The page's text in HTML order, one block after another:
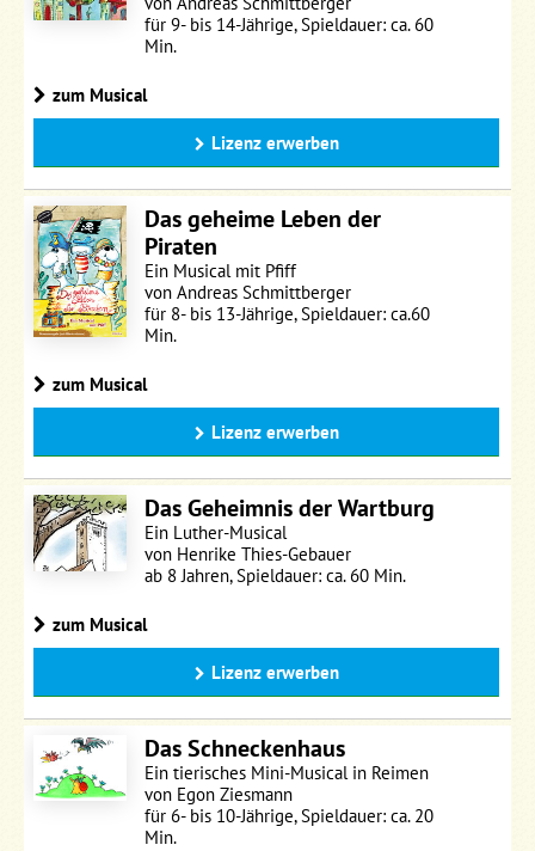
für 9- bis 14-Jährige, Spieldauer: ca. 60
Min.
zum Musical
Lizenz erwerben
Das geheime Leben der
Piraten
Ein Musical mit Pfiff
von Andreas Schmittberger
für 8- bis 13-Jährige, Spieldauer: ca.60
Min.
zum Musical
Lizenz erwerben
Das Geheimnis der Wartburg
Ein Luther-Musical
von Henrike Thies-Gebauer
ab 8 Jahren, Spieldauer: ca. 60 Min.
zum Musical
Lizenz erwerben
Das Schneckenhaus
Ein tierisches Mini-Musical in Reimen
von Egon Ziesmann
für 6- bis 10-Jährige, Spieldauer: ca. 20
Min.